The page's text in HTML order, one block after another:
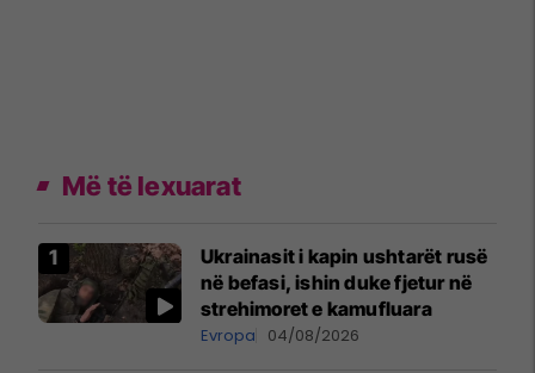
Më të lexuarat
Ukrainasit i kapin ushtarët rusë
në befasi, ishin duke fjetur në
strehimoret e kamufluara
Evropa 04/08/2026